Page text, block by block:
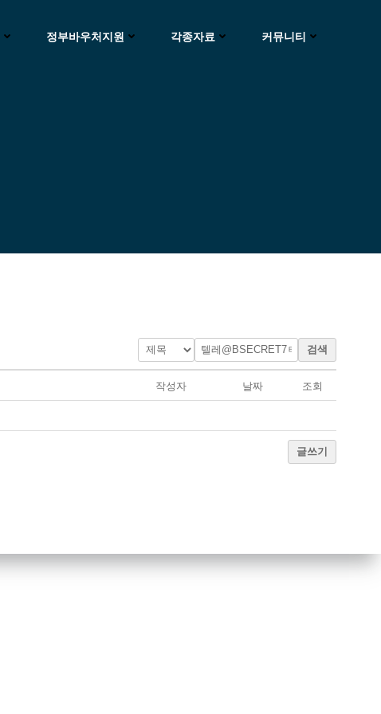
정부바우처지원 각종자료 커뮤니티
검색
작성자 날짜 조회
글쓰기